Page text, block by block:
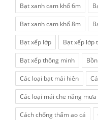
Bạt xanh cam khổ 6m
Bạt xanh cam khổ 8m
Bạt xếp lớp Bạt xếp lớp
Bạt xếp thông minh
Các loại bạt mái hiên
Các loại mái che nắng mưa
Cách chống thấm ao cá